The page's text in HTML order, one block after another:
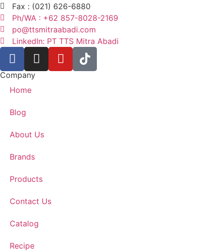
Fax : (021) 626-6880
Ph/WA : +62 857-8028-2169
po@ttsmitraabadi.com
LinkedIn: PT TTS Mitra Abadi
Company
Home
Blog
About Us
Brands
Products
Contact Us
Catalog
Recipe